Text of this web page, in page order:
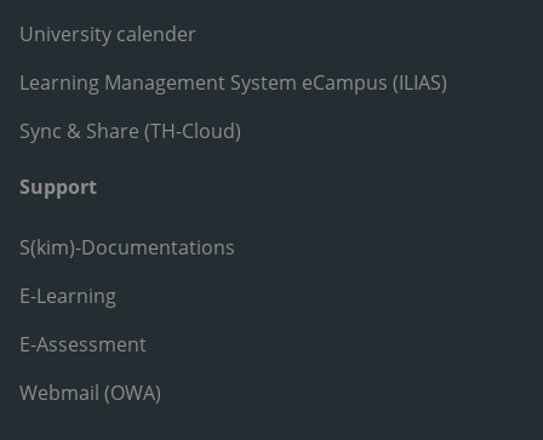
University calender
Learning Management System eCampus (ILIAS)
Sync & Share (TH-Cloud)
Support
S(kim)-Documentations
E-Learning
E-Assessment
Webmail (OWA)